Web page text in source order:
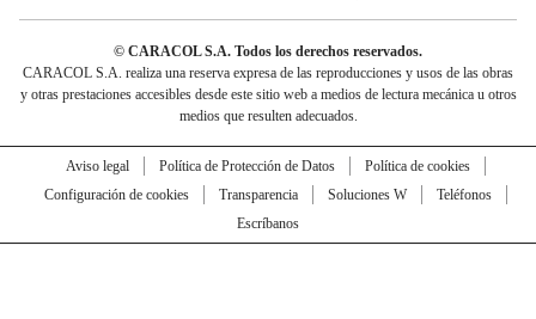
© CARACOL S.A. Todos los derechos reservados.
CARACOL S.A. realiza una reserva expresa de las reproducciones y usos de las obras
y otras prestaciones accesibles desde este sitio web a medios de lectura mecánica u otros
medios que resulten adecuados.
Aviso legal Política de Protección de Datos
Política de cookies
Configuración de cookies
Transparencia Soluciones W
Teléfonos
Escríbanos